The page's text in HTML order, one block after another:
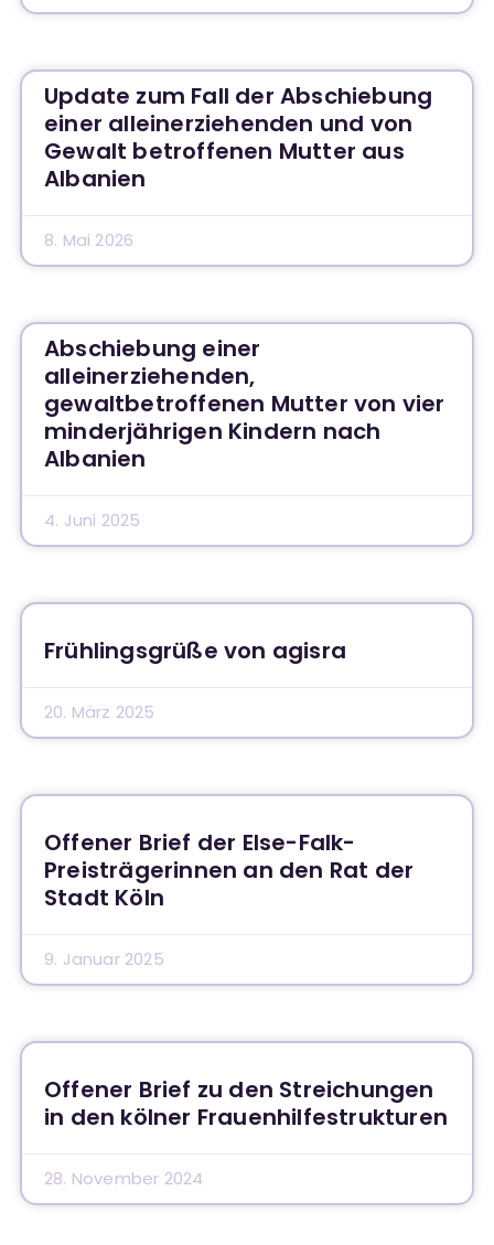
Update zum Fall der Abschiebung
einer alleinerziehenden und von
Gewalt betroffenen Mutter aus
Albanien
8. Mai 2026
Abschiebung einer
alleinerziehenden,
gewaltbetroffenen Mutter von vier
minderjährigen Kindern nach
Albanien
4. Juni 2025
Frühlingsgrüße von agisra
20. März 2025
Offener Brief der Else-Falk-
Preisträgerinnen an den Rat der
Stadt Köln
9. Januar 2025
Offener Brief zu den Streichungen
in den kölner Frauenhilfestrukturen
28. November 2024